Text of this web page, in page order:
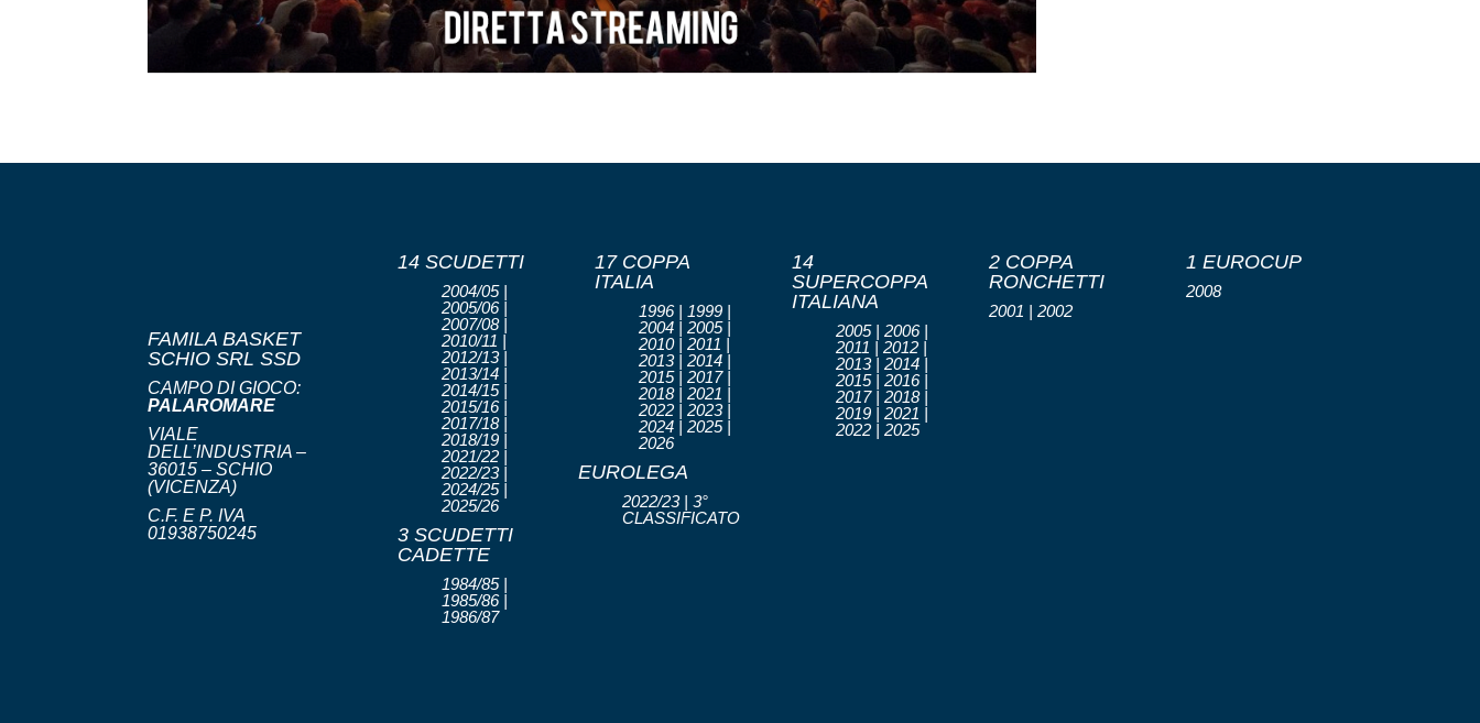
FAMILA BASKET
SCHIO SRL SSD
CAMPO DI GIOCO:
PALAROMARE
VIALE
DELL’INDUSTRIA –
36015 – SCHIO
(VICENZA)
C.F. E P. IVA
01938750245
14 SCUDETTI
2004/05 |
2005/06 |
2007/08 |
2010/11 |
2012/13 |
2013/14 |
2014/15 |
2015/16 |
2017/18 |
2018/19 |
2021/22 |
2022/23 |
2024/25 |
2025/26
3 SCUDETTI
CADETTE
1984/85 |
1985/86 |
1986/87
17 COPPA
ITALIA
1996 | 1999 |
2004 | 2005 |
2010 | 2011 |
2013 | 2014 |
2015 | 2017 |
2018 | 2021 |
2022 | 2023 |
2024 | 2025 |
2026
EUROLEGA
2022/23 | 3°
CLASSIFICATO
14
SUPERCOPPA
ITALIANA
2005 | 2006 |
2011 | 2012 |
2013 | 2014 |
2015 | 2016 |
2017 | 2018 |
2019 | 2021 |
2022 | 2025
2 COPPA
RONCHETTI
2001 | 2002
1 EUROCUP
2008